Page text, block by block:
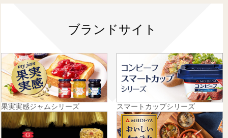
ブランドサイト
果実実感ジャムシリーズ スマートカップシリーズ